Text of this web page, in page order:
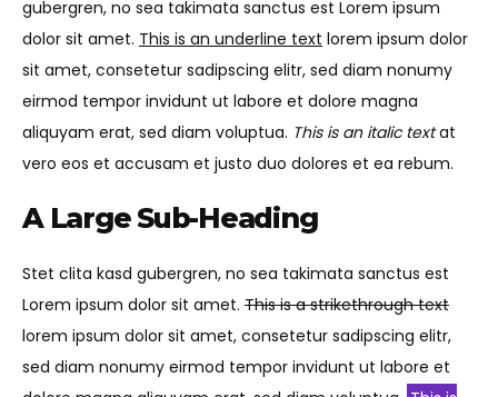
gubergren, no sea takimata sanctus est Lorem ipsum
dolor sit amet. This is an underline text lorem ipsum dolor
sit amet, consetetur sadipscing elitr, sed diam nonumy
eirmod tempor invidunt ut labore et dolore magna
aliquyam erat, sed diam voluptua. This is an italic textat
vero eos et accusam et justo duo dolores et ea rebum.
A Large Sub-Heading
Stet clita kasd gubergren, no sea takimata sanctus est
Lorem ipsum dolor sit amet. This is a strikethrough text
lorem ipsum dolor sit amet, consetetur sadipscing elitr,
sed diam nonumy eirmod tempor invidunt ut labore et